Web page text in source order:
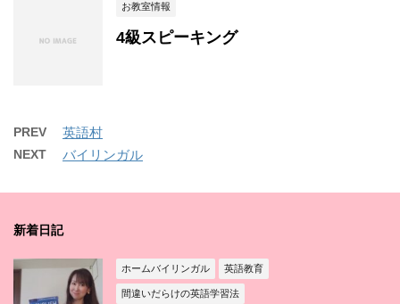
お教室情報
4級スピーキング
PREV 英語村
NEXT バイリンガル
新着日記
ホームバイリンガル 英語教育
間違いだらけの英語学習法